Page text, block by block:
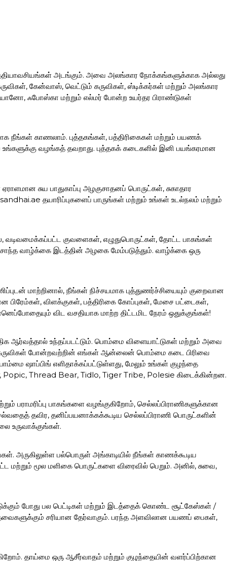
அடங்கும். அவை அலங்கார நோக்கங்களுக்காக அல்லது
கேன்வாஸ், வெட்டும் கருவிகள், ஸ்டிக்கர்கள் மற்றும் அலங்கார
ஃபோஸ்கா மற்றும் எல்மர் போன்ற உயர்தர பிராண்டுகள்
நீங்கள் காணலாம். புத்தகங்கள், பத்திரிகைகள் மற்றும் பயணக்
உங்களுக்கு வழங்கத் தவறாது. புத்தகக் கடைகளில் இனி பயங்கரமான
சுய பாதுகாப்பு அழகுசாதனப் பொருட்கள், சுகாதார
தயாரிப்புகளைப் பாருங்கள் மற்றும் உங்கள் உடல்நலம் மற்றும்
வடிவமைக்கப்பட்ட குவளைகள், எழுதுபொருட்கள், தோட்ட பாகங்கள்
வாழ்க்கை இடத்தின் அழகை மேம்படுத்தும். வாழ்க்கை ஒரு
மாற்றினால், நீங்கள் நிச்சயமாக புத்துணர்ச்சியையும் குறைவான
விளக்குகள், பத்திரிகை கோப்புகள், மேசை பட்டைகள்,
விட வசதியாக மாற்ற திட்டமிட நேரம் ஒதுக்குங்கள்!
ஆர்வத்தால் உந்தப்படட்டும். பொம்மை விளையாட்டுகள் மற்றும் அவை
போன்றவற்றின் எங்கள் ஆன்லைன் பொம்மை கடை பிரிவை
ஷாப்பிங் எளிதாக்கப்பட்டுள்ளது, மேலும் உங்கள் குழந்தை
Thread Bear, Tidlo, Tiger Tribe, Polesie கிடைக்கின்றன.
பராமரிப்பு பாகங்களை வழங்குகிறோம், செல்லப்பிராணிகளுக்கான
தவிர, தனிப்பயனாக்கக்கூடிய செல்லப்பிராணி பொருட்களின்
உருவாக்குங்கள்.
அருகிலுள்ள பல்பொருள் அங்காடியில் நீங்கள் காணக்கூடிய
மற்றும் மூல மளிகை பொருட்களை விரைவில் பெறும். அனில், சுவை,
போது பல பெட்டிகள் மற்றும் இடத்தைக் கொண்ட சூட்கேஸ்கள் /
சரியான தேர்வாகும். பரந்த அளவிலான பயணப் பைகள்,
தாய்மை ஒரு ஆசீர்வாதம் மற்றும் குழந்தையின் வளர்ப்பிற்கான